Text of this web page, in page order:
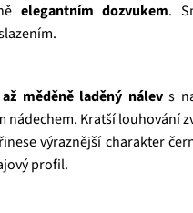
elegantním dozvukem.
měděně laděný nálevs
nádechem. Kratší louhování
výraznější charakter
profil.